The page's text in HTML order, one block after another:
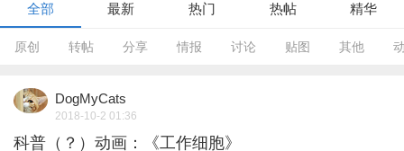
全部 最新 热门 热帖 精华
原创 转帖 分享 情报 讨论 贴图 其他
DogMyCats
2018-10-2 01:36
科普（？）动画：《工作细胞》